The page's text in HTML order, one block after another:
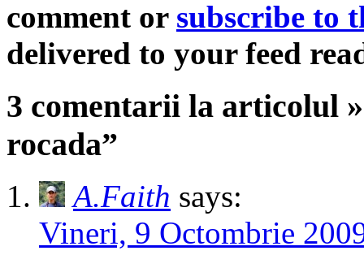
comment or subscribe to
delivered to your feed
3 comentarii la articolul
rocada”
A.Faith says:
Vineri, 9 Octombrie